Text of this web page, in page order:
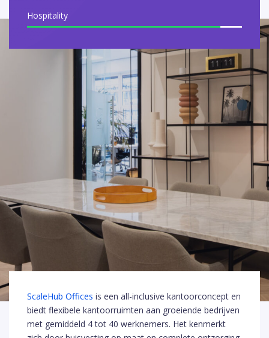
Hospitality
ScaleHub Offices is een all-inclusive kantoorconcept en
biedt flexibele kantoorruimten aan groeiende bedrijven
met gemiddeld 4 tot 40 werknemers. Het kenmerkt